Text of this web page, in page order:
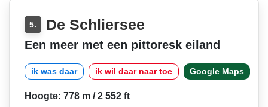
5. De Schliersee
Een meer met een pittoresk eiland
ik was daar ik wil daar naar toe Google Maps
Hoogte: 778 m / 2 552 ft